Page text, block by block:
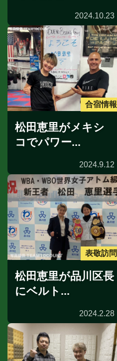
2024.10.23
合宿情報
松田恵里がメキシ
コでパワー...
2024.9.12
表敬訪問
松田恵里が品川区長
にベルト...
2024.2.28